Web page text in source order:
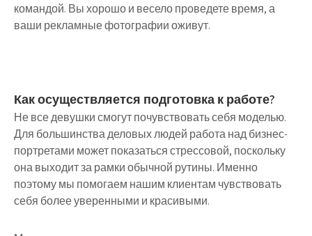
командой. Вы хорошо и весело проведете время, а
ваши рекламные фотографии оживут.
Как осуществляется подготовка к работе?
Не все девушки смогут почувствовать себя моделью.
Для большинства деловых людей работа над бизнес-
портретами может показаться стрессовой, поскольку
она выходит за рамки обычной рутины. Именно
поэтому мы помогаем нашим клиентам чувствовать
себя более уверенными и красивыми.